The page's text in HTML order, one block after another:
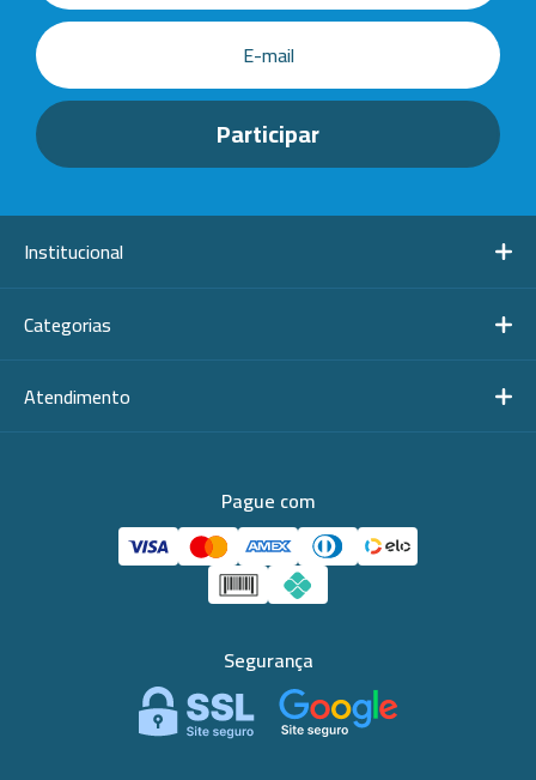
Institucional
Categorias
Atendimento
Pague com
Segurança